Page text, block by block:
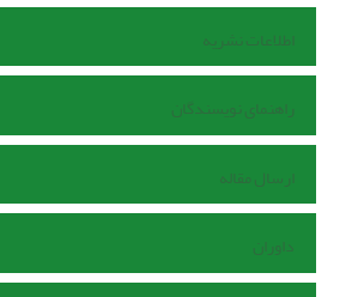
اطلاعات نشریه
راهنمای نویسندگان
ارسال مقاله
داوران